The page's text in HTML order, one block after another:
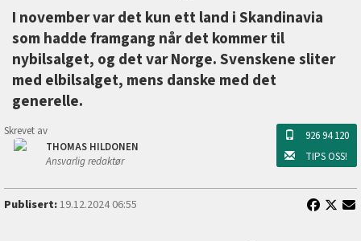
I november var det kun ett land i Skandinavia
som hadde framgang når det kommer til
nybilsalget, og det var Norge. Svenskene sliter
med elbilsalget, mens danske med det
generelle.
Skrevet av
THOMAS HILDONEN
Ansvarlig redaktør
926 94 120
TIPS OSS!
Publisert:19.12.2024 06:55